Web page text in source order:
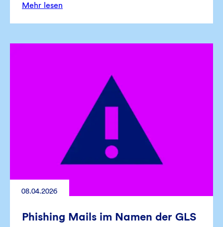
Mehr lesen
08.04.2026
Phishing Mails im Namen der GLS